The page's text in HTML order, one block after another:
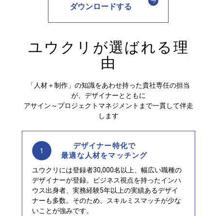
ダウンロードする
ユウクリが選ばれる理
由
「人材＋制作」の知識をあわせ持った貴社専任の担当
が、デザイナーとともに
アサイン～プロジェクトマネジメントまで一貫して伴走
します
デザイナー特化で
最適な人材をマッチング
ユウクリには登録者30,000名以上、幅広い職種の
デザイナーが登録。ビジネス視点を持ったインハ
ウス出身者、実務経験5年以上の実績あるデザイ
ナーも多数。そのため、スキルミスマッチが少な
いことが強みです。